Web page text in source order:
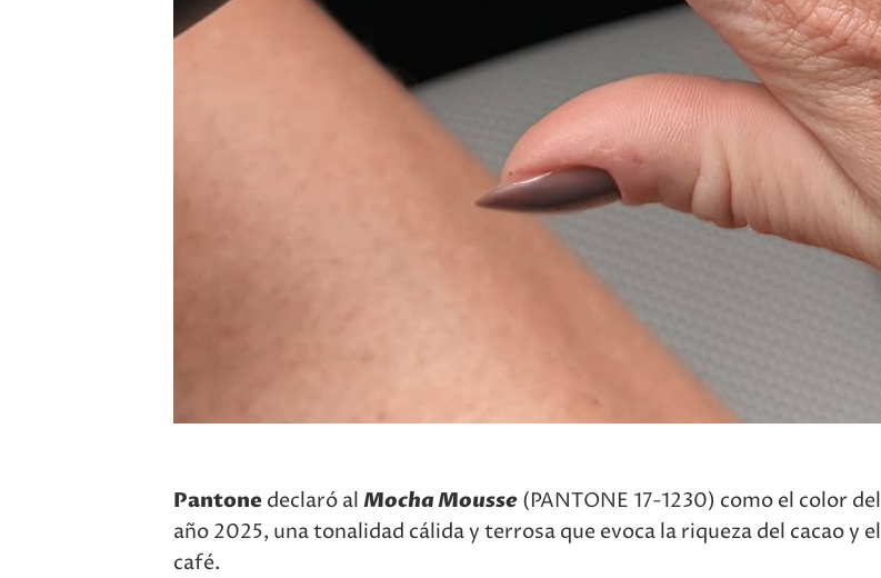
Pantone declaró al Mocha Mousse (PANTONE 17-1230) como el color del
año 2025, una tonalidad cálida y terrosa que evoca la riqueza del cacao y el
café.